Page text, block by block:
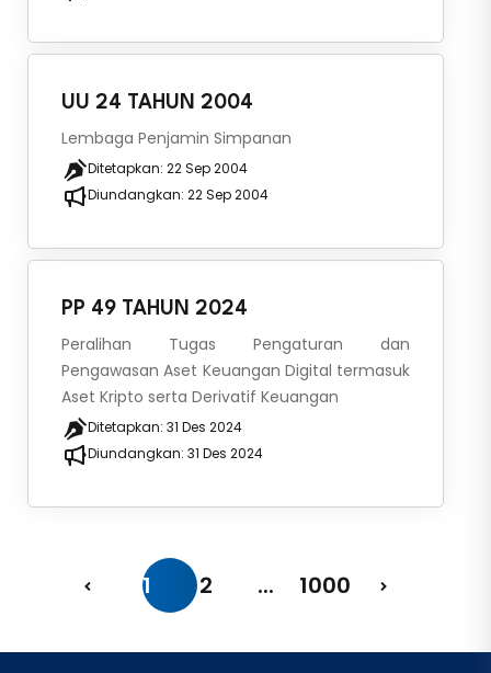
UU 24 TAHUN 2004
Lembaga Penjamin Simpanan
Ditetapkan: 22 Sep 2004
Diundangkan: 22 Sep 2004
PP 49 TAHUN 2024
Peralihan Tugas Pengaturan dan
Pengawasan Aset Keuangan Digital termasuk
Aset Kripto serta Derivatif Keuangan
Ditetapkan: 31 Des 2024
Diundangkan: 31 Des 2024
1 2 ... 1000